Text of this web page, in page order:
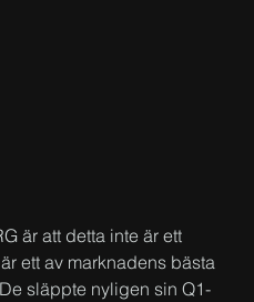
är att detta inte är ett
ett av marknadens bästa
släppte nyligen sin Q1-